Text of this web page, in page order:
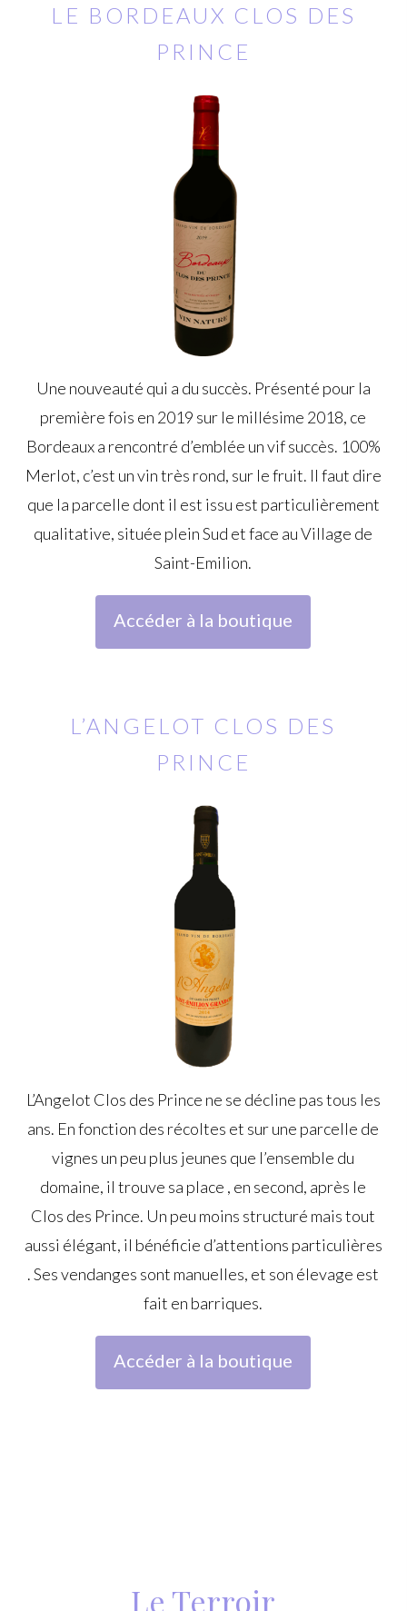
LE BORDEAUX CLOS DES
PRINCE
Une nouveauté qui a du succès. Présenté pour la
première fois en 2019 sur le millésime 2018, ce
Bordeaux a rencontré d’emblée un vif succès. 100%
Merlot, c’est un vin très rond, sur le fruit. Il faut dire
que la parcelle dont il est issu est particulièrement
qualitative, située plein Sud et face au Village de
Saint-Emilion.
Accéder à la boutique
L’ANGELOT CLOS DES
PRINCE
L’Angelot Clos des Prince ne se décline pas tous les
ans. En fonction des récoltes et sur une parcelle de
vignes un peu plus jeunes que l’ensemble du
domaine, il trouve sa place , en second, après le
Clos des Prince. Un peu moins structuré mais tout
aussi élégant, il bénéficie d’attentions particulières
. Ses vendanges sont manuelles, et son élevage est
fait en barriques.
Accéder à la boutique
Le Terroir